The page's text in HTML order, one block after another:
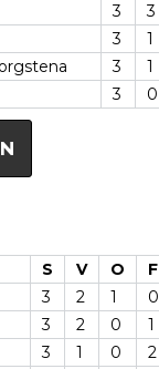
3 3
3 1
3 1
3 0
S V O F
3 2 1 0
3 2 0 1
3 1 0 2